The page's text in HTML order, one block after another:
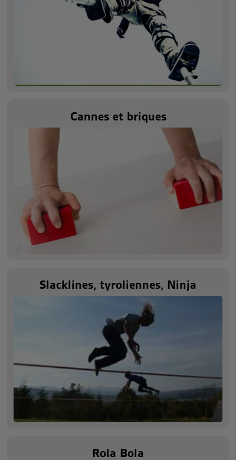
Cannes et briques
Slacklines, tyroliennes, Ninja
Rola Bola